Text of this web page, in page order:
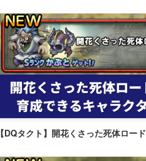
【DQタクト】開花くさった死体ロード